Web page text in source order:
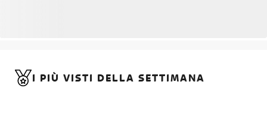
I PIÙ VISTI DELLA SETTIMANA